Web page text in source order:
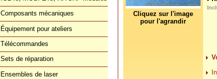
Composants mécaniques
Équipement pour ateliers
Télécommandes
Sets de réparation
Ensembles de laser
Cliquez sur l'image
pour l'agrandir